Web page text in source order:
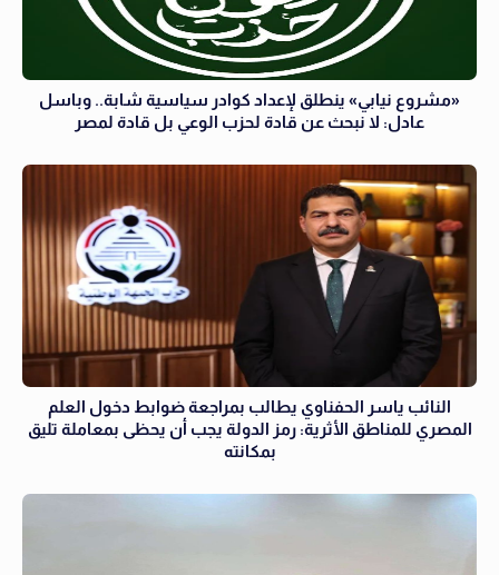
«مشروع نيابي» ينطلق لإعداد كوادر سياسية شابة.. وباسل
عادل: لا نبحث عن قادة لحزب الوعي بل قادة لمصر
النائب ياسر الحفناوي يطالب بمراجعة ضوابط دخول العلم
المصري للمناطق الأثرية: رمز الدولة يجب أن يحظى بمعاملة تليق
بمكانته